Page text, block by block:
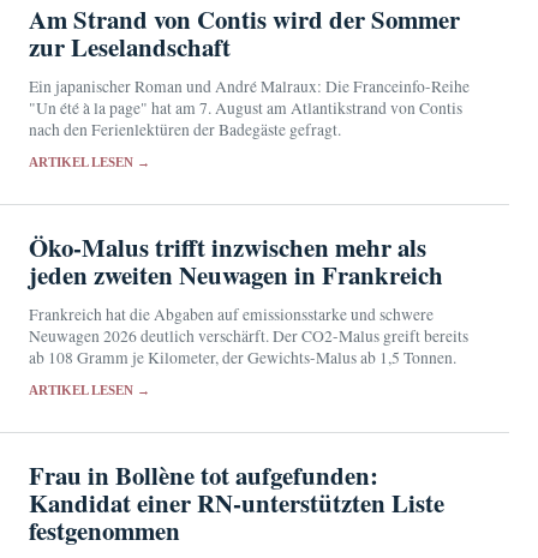
Am Strand von Contis wird der Sommer
zur Leselandschaft
Ein japanischer Roman und André Malraux: Die Franceinfo-Reihe
"Un été à la page" hat am 7. August am Atlantikstrand von Contis
nach den Ferienlektüren der Badegäste gefragt.
ARTIKEL LESEN →
Öko-Malus trifft inzwischen mehr als
jeden zweiten Neuwagen in Frankreich
Frankreich hat die Abgaben auf emissionsstarke und schwere
Neuwagen 2026 deutlich verschärft. Der CO2-Malus greift bereits
ab 108 Gramm je Kilometer, der Gewichts-Malus ab 1,5 Tonnen.
ARTIKEL LESEN →
Frau in Bollène tot aufgefunden:
Kandidat einer RN-unterstützten Liste
festgenommen